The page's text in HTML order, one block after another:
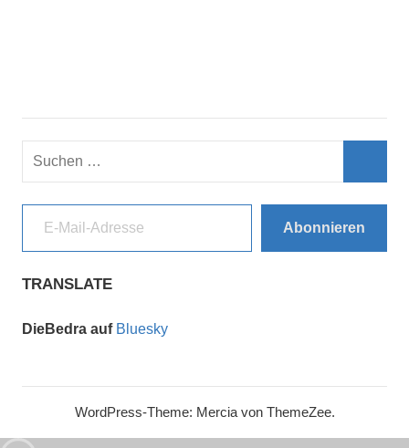
Suchen
E-Mail-Adresse
Abonnieren
TRANSLATE
DieBedra auf Bluesky
WordPress-Theme: Mercia von ThemeZee.